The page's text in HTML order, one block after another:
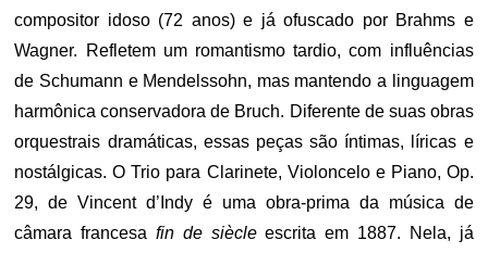
compositor idoso (72 anos) e já ofuscado por Brahms e
Wagner. Refletem um romantismo tardio, com influências
de Schumann e Mendelssohn, mas mantendo a linguagem
harmônica conservadora de Bruch. Diferente de suas obras
orquestrais dramáticas, essas peças são íntimas, líricas e
nostálgicas. O Trio para Clarinete, Violoncelo e Piano, Op.
29, de Vincent d’Indy é uma obra-prima da música de
câmara francesafin de siècleescrita em 1887. Nela, já